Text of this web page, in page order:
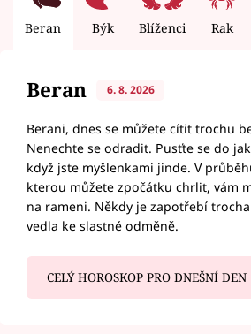
Beran Býk Blíženci Rak
Beran 6. 8. 2026
Berani, dnes se můžete cítit trochu
Nenechte se odradit. Pusťte se do
když jste myšlenkami jinde. V
kterou můžete zpočátku chrlit, vám
na rameni. Někdy je zapotřebí
vedla ke slastné odměně.
CELÝ HOROSKOP PRO DNEŠNÍ DEN